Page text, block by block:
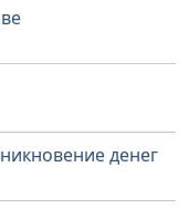
денег